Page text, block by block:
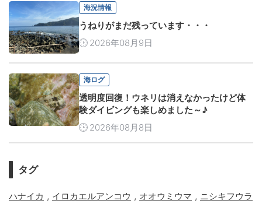
海況情報
うねりがまだ残っています・・・
2026年08月9日
海ログ
透明度回復！ウネリは消えなかったけど体
験ダイビングも楽しめました～♪
2026年08月8日
タグ
ハナイカ , イロカエルアンコウ , オオウミウマ , ニシキフウラ